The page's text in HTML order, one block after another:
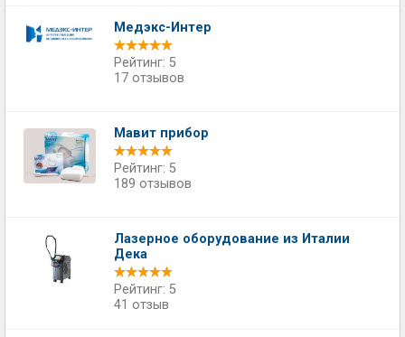
Медэкс-Интер
Рейтинг: 5
17 отзывов
Мавит прибор
Рейтинг: 5
189 отзывов
Лазерное оборудование из Италии
Дека
Рейтинг: 5
41 отзыв